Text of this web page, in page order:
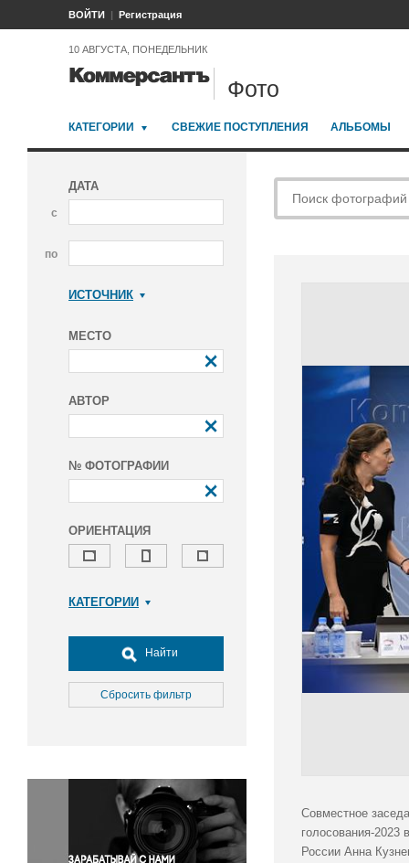
ВОЙТИ Регистрация
10 АВГУСТА, ПОНЕДЕЛЬНИК
Фото
КАТЕГОРИИ СВЕЖИЕ ПОСТУПЛЕНИЯ АЛЬБОМЫ
ДАТА
с
по
ИСТОЧНИК
МЕСТО
АВТОР
№ ФОТОГРАФИИ
ОРИЕНТАЦИЯ
КАТЕГОРИИ
Досуг, туризм и отдых
Культура
Медицина
Окружающая среда
Политика
Правосудие
Происшествия и конфликты
Найти
Сбросить фильтр
Совместное
голосования-2023
России Анна